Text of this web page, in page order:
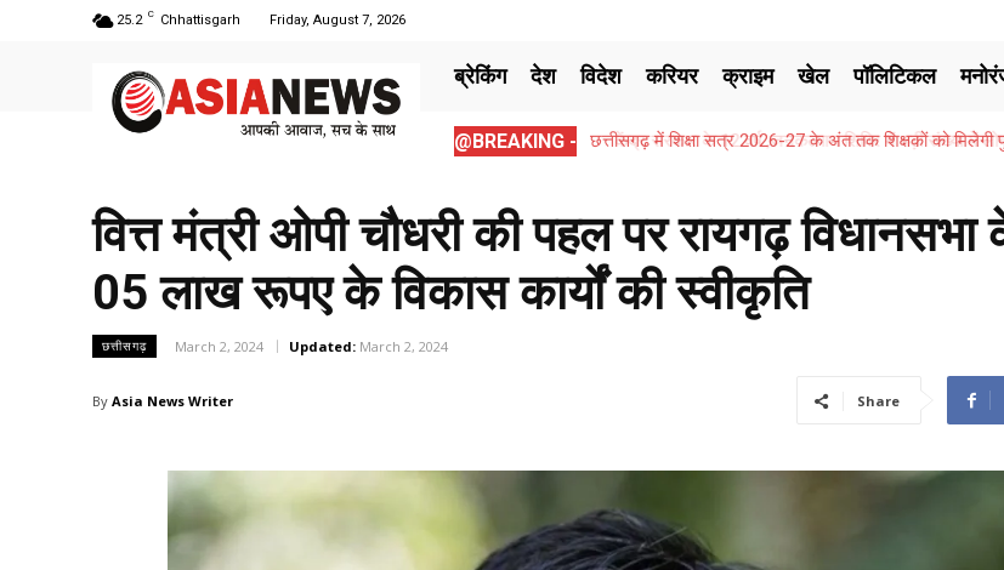
25.2 C Chhattisgarh Friday, August 7, 2026
ब्रेकिंग देश विदेश करियर क्राइम खेल पॉलिटिकल
@BREAKING - केंद्र सरकार के 12 वर्ष ,जनकल्याण शिविर में बड़ी संख्या में लोग
वित्त मंत्री ओपी चौधरी की पहल पर रायगढ़
05 लाख रूपए के विकास कार्यों की स्वीकृति
छत्तीसगढ़ March 2, 2024 Updated: March 2, 2024
By Asia News Writer Share